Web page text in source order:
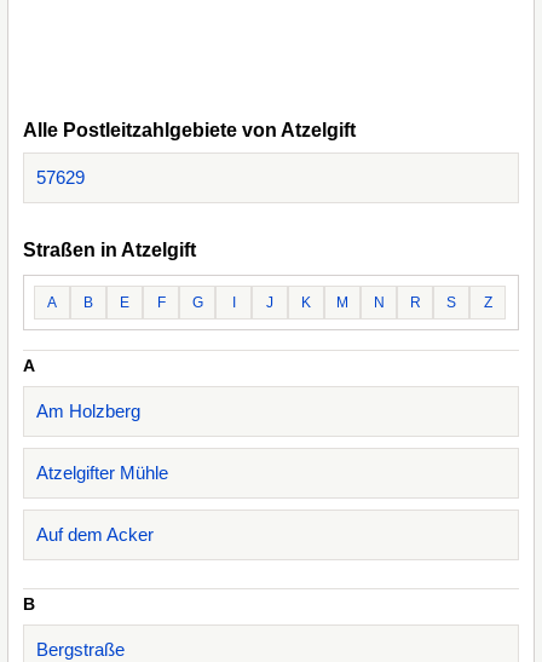
Alle Postleitzahlgebiete von Atzelgift
57629
Straßen in Atzelgift
A B E F G J K M N R S Z
A
Am Holzberg
Atzelgifter Mühle
Auf dem Acker
B
Bergstraße